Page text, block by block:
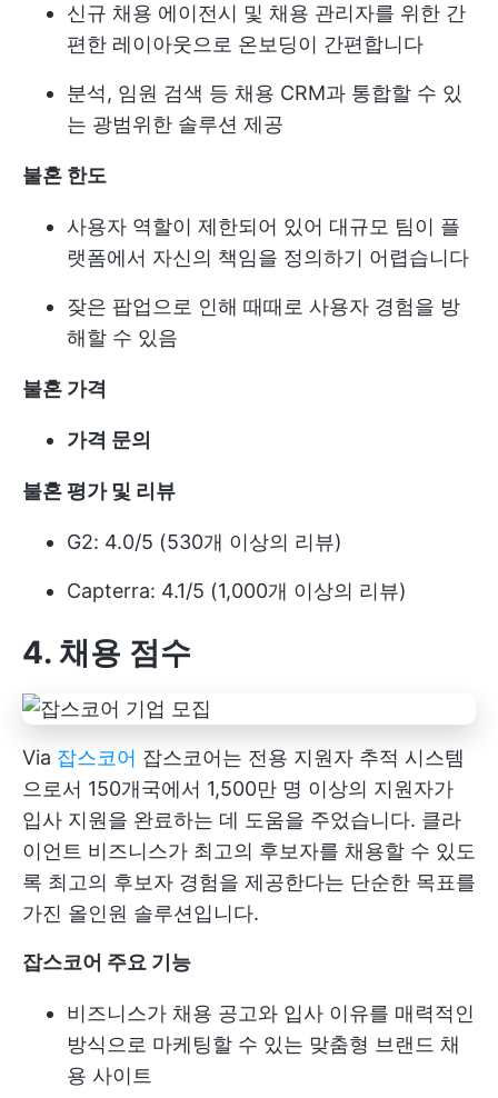
신규 채용 에이전시 및 채용 관리자를 위한 간
편한 레이아웃으로 온보딩이 간편합니다
분석, 임원 검색 등 채용 CRM과 통합할 수 있
는 광범위한 솔루션 제공
불혼 한도
사용자 역할이 제한되어 있어 대규모 팀이 플
랫폼에서 자신의 책임을 정의하기 어렵습니다
잦은 팝업으로 인해 때때로 사용자 경험을 방
해할 수 있음
불혼 가격
가격 문의
불혼 평가 및 리뷰
G2: 4.0/5 (530개 이상의 리뷰)
Capterra: 4.1/5 (1,000개 이상의 리뷰)
4. 채용 점수
Via 잡스코어 잡스코어는 전용 지원자 추적 시스템
으로서 150개국에서 1,500만 명 이상의 지원자가
입사 지원을 완료하는 데 도움을 주었습니다. 클라
이언트 비즈니스가 최고의 후보자를 채용할 수 있도
록 최고의 후보자 경험을 제공한다는 단순한 목표를
가진 올인원 솔루션입니다.
잡스코어 주요 기능
비즈니스가 채용 공고와 입사 이유를 매력적인
방식으로 마케팅할 수 있는 맞춤형 브랜드 채
용 사이트